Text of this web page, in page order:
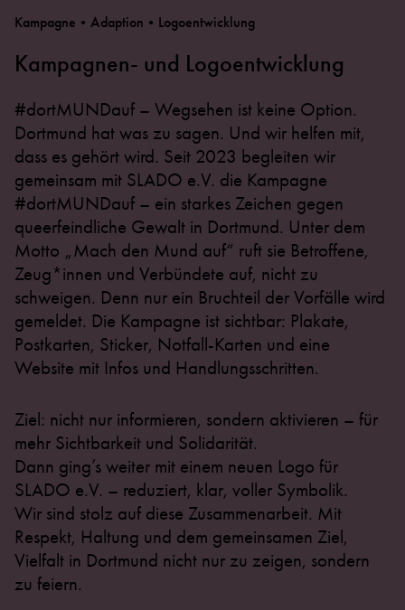
Kampagne•Adaption•Logoentwicklung
Kampagnen- und Logoentwicklung
#dortMUNDauf – Wegsehen ist keine Option.
Dortmund hat was zu sagen. Und wir helfen mit,
dass es gehört wird. Seit 2023 begleiten wir
gemeinsam mit SLADO e.V. die Kampagne
#dortMUNDauf – ein starkes Zeichen gegen
queerfeindliche Gewalt in Dortmund. Unter dem
Motto „Mach den Mund auf“ ruft sie Betroffene,
Zeug*innen und Verbündete auf, nicht zu
schweigen. Denn nur ein Bruchteil der Vorfälle wird
gemeldet. Die Kampagne ist sichtbar: Plakate,
Postkarten, Sticker, Notfall-Karten und eine
Website mit Infos und Handlungsschritten.
Ziel: nicht nur informieren, sondern aktivieren – für
mehr Sichtbarkeit und Solidarität.
Dann ging’s weiter mit einem neuen Logo für
SLADO e.V. – reduziert, klar, voller Symbolik.
Wir sind stolz auf diese Zusammenarbeit. Mit
Respekt, Haltung und dem gemeinsamen Ziel,
Vielfalt in Dortmund nicht nur zu zeigen, sondern
zu feiern.